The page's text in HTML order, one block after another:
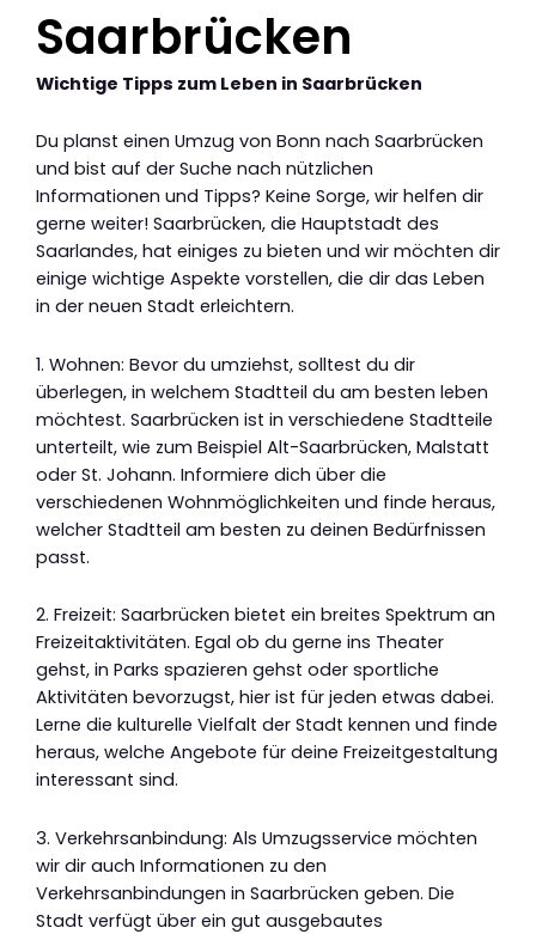
Saarbrücken
Wichtige Tipps zum Leben in Saarbrücken
Du planst einen Umzug von Bonn nach Saarbrücken
und bist auf der Suche nach nützlichen
Informationen und Tipps? Keine Sorge, wir helfen dir
gerne weiter! Saarbrücken, die Hauptstadt des
Saarlandes, hat einiges zu bieten und wir möchten dir
einige wichtige Aspekte vorstellen, die dir das Leben
in der neuen Stadt erleichtern.
1. Wohnen: Bevor du umziehst, solltest du dir
überlegen, in welchem Stadtteil du am besten leben
möchtest. Saarbrücken ist in verschiedene Stadtteile
unterteilt, wie zum Beispiel Alt-Saarbrücken, Malstatt
oder St. Johann. Informiere dich über die
verschiedenen Wohnmöglichkeiten und finde heraus,
welcher Stadtteil am besten zu deinen Bedürfnissen
passt.
2. Freizeit: Saarbrücken bietet ein breites Spektrum an
Freizeitaktivitäten. Egal ob du gerne ins Theater
gehst, in Parks spazieren gehst oder sportliche
Aktivitäten bevorzugst, hier ist für jeden etwas dabei.
Lerne die kulturelle Vielfalt der Stadt kennen und finde
heraus, welche Angebote für deine Freizeitgestaltung
interessant sind.
3. Verkehrsanbindung: Als Umzugsservice möchten
wir dir auch Informationen zu den
Verkehrsanbindungen in Saarbrücken geben. Die
Stadt verfügt über ein gut ausgebautes